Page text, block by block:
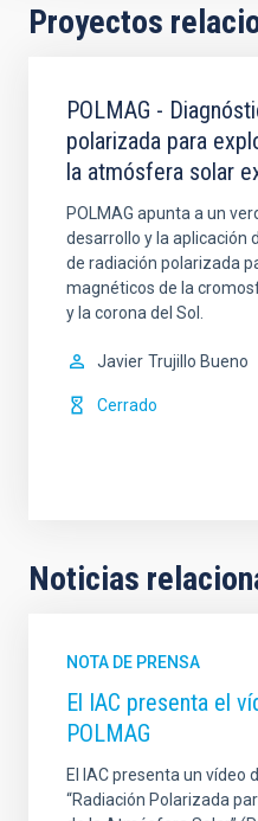
Proyectos
POLMAG -
polarizada para
la atmósfera solar
POLMAG apunta a un
desarrollo y la aplicación
de radiación polarizada
magnéticos de la
y la corona del Sol.
Javier Trujillo Bueno
Cerrado
Noticias
NOTA DE PRENSA
El IAC presenta el
POLMAG
El IAC presenta un vídeo
“Radiación Polarizada